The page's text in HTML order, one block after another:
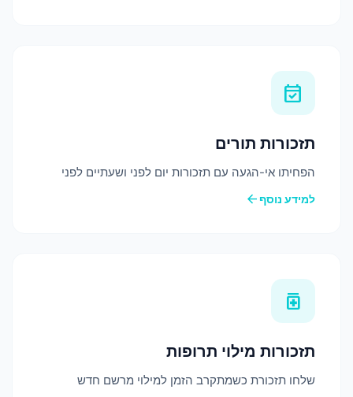
event_available
תזכורות תורים
הפחיתו אי-הגעה עם תזכורות יום לפני ושעתיים לפני
למידע נוסףarrow_back
medication
תזכורות מילוי תרופות
שלחו תזכורת כשמתקרב הזמן למילוי מרשם חדש